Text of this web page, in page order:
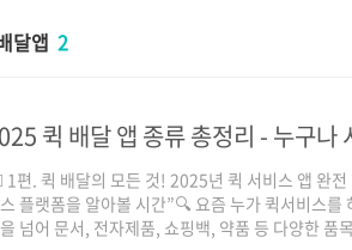
달앱 2
퀵 배달 앱 종류 총정리 - 누구나
1편. 퀵 배달의 모든 것! 2025년 퀵 서비스 앱 완
플랫폼을 알아볼 시간”🔍 요즘 누가 퀵서비스
넘어 문서, 전자제품, 쇼핑백, 약품 등 다양한 품